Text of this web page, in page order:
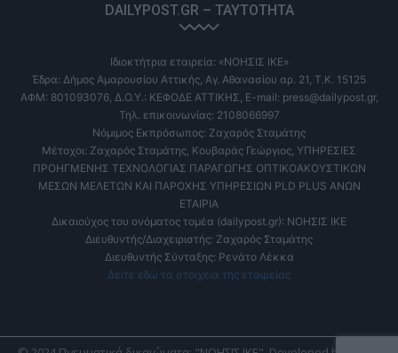
DAILYPOST.GR – ΤΑΥΤΌΤΗΤΑ
Ιδιοκτήτρια εταιρεία: «ΝΟΗΣΙΣ ΙΚΕ»
Έδρα: Δήμος Αμαρουσίου Αττικής, Αγ. Αθανασίου αρ. 21, Τ.Κ. 15125
ΑΦΜ: 801093076, Δ.Ο.Υ.: ΚΕΦΟΔΕ ΑΤΤΙΚΗΣ, E-mail: press@dailypost.gr,
Τηλ. επικοινωνίας: 2108066997
Νόμιμος Εκπρόσωπος: Ζαχαρός Σταμάτης
Μέτοχοι: Ζαχαρός Σταμάτης, Κουβαράς Γεώργιος, ΥΠΗΡΕΣΙΕΣ
ΠΡΟΗΓΜΕΝΗΣ ΤΕΧΝΟΛΟΓΙΑΣ ΠΑΡΑΓΩΓΗΣ ΟΠΤΙΚΟΑΚΟΥΣΤΙΚΩΝ
ΜΕΣΩΝ ΜΕΛΕΤΩΝ ΚΑΙ ΠΑΡΟΧΗΣ ΥΠΗΡΕΣΙΩΝ PLD PLUS ΑΝΩΝ
ΕΤΑΙΡΙΑ
Δικαιούχος του ονόματος τομέα (dailypost.gr): ΝΟΗΣΙΣ ΙΚΕ
Διευθυντής/Διαχειριστής: Ζαχαρός Σταμάτης
Διευθυντής Σύνταξης: Ρενάτο Λέκκα
Δείτε εδώ τα στοιχεία της εταιρείας